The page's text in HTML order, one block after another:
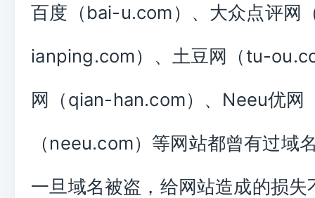
百度（bai-u.com）、大众点评网
ianping.com）、土豆网（tu-
网（qian-han.com）、Neeu优网
（neeu.com）等网站都曾有过域
一旦域名被盗，给网站造成的损失